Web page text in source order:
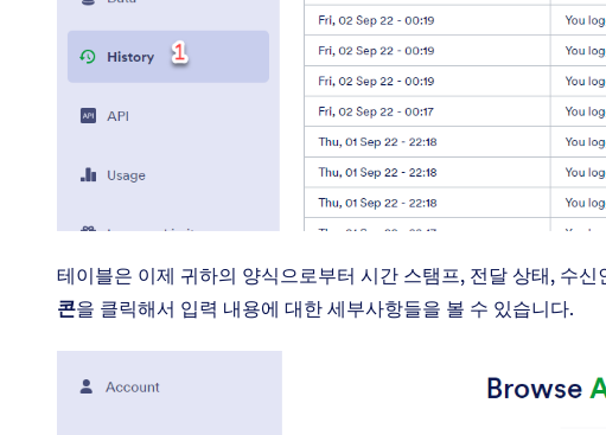
테이블은 이제 귀하의 양식으로부터 시간 스탬프, 전달 상태, 수
콘을 클릭해서 입력 내용에 대한 세부사항들을 볼 수 있습니다.